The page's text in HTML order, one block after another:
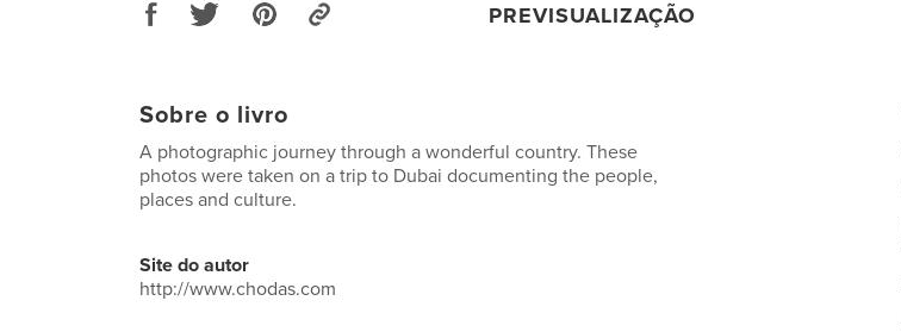
PREVISUALIZAÇÃO
Sobre o livro
A photographic journey through a wonderful country. These
photos were taken on a trip to Dubai documenting the people,
places and culture.
Site do autor
http://www.chodas.com